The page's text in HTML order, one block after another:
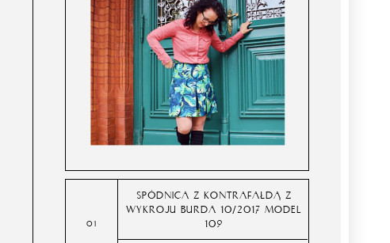
SPÓDNICA Z KONTRAFAŁDĄ Z
WYKROJU BURDA 10/2017 MODEL
109